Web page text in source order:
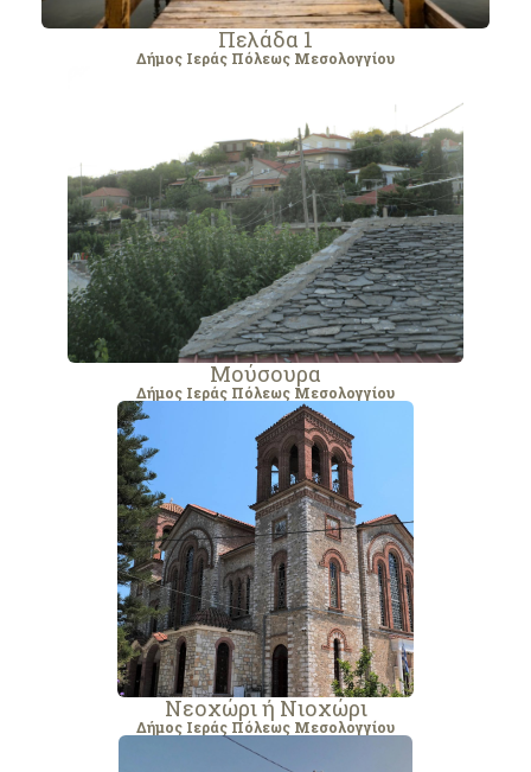
Πελάδα 1
Δήμος Ιεράς Πόλεως Μεσολογγίου
Μούσουρα
Δήμος Ιεράς Πόλεως Μεσολογγίου
Νεοχώρι ή Νιοχώρι
Δήμος Ιεράς Πόλεως Μεσολογγίου